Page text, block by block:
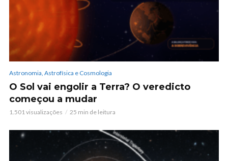
Astronomia, Astrofísica e Cosmologia
O Sol vai engolir a Terra? O veredicto
começou a mudar
1.501 visualizações 25 min de leitura